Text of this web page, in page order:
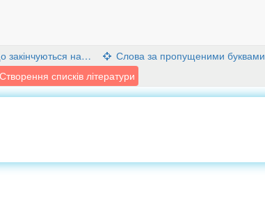
закінчуються на… Слова за пропущеними буквами
Створення списків літератури